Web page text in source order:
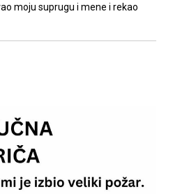
moju suprugu i mene i rekao